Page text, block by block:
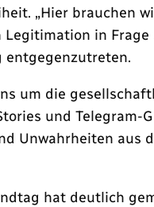
„Hier brauchen
in
entgegenzutreten.
um die
und Telegram-
Unwahrheiten
hat deutlich